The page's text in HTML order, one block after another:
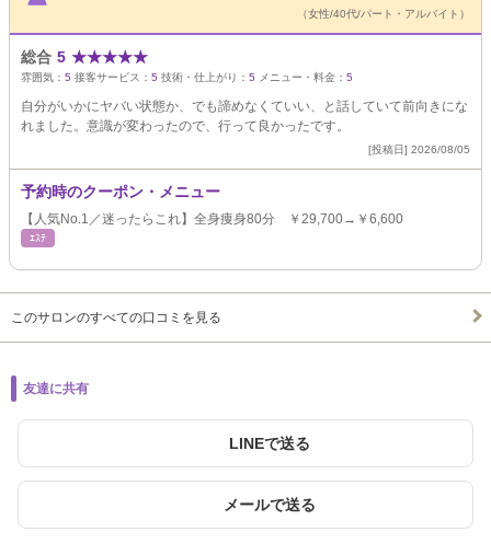
（女性/40代/パート・アルバイト）
総合 5 ★★★★★
雰囲気： 5 接客サービス： 5 技術・仕上がり： 5 メニュー・料金： 5
自分がいかにヤバい状態か、でも諦めなくていい、と話していて前向きにな
れました。意識が変わったので、行って良かったです。
[投稿日] 2026/08/05
予約時のクーポン・メニュー
【人気No.1／迷ったらこれ】全身痩身80分 ￥29,700→￥6,600
ｴｽﾃ
このサロンのすべての口コミを見る
友達に共有
LINEで送る
メールで送る